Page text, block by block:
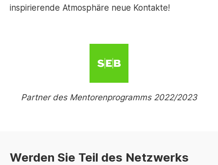
inspirierende Atmosphäre neue Kontakte!
Partner des Mentorenprogramms 2022/2023
Werden Sie Teil des Netzwerks